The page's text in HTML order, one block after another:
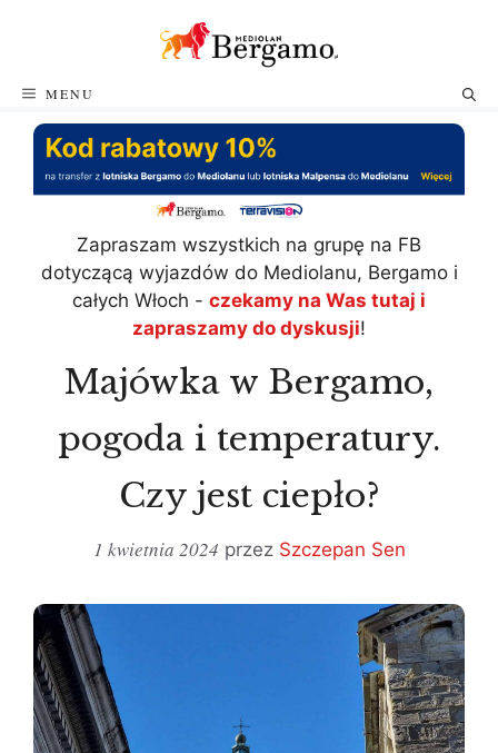
MENU
Zapraszam wszystkich na grupę na FB
dotyczącą wyjazdów do Mediolanu, Bergamo i
całych Włoch - czekamy na Was tutaj i
zapraszamy do dyskusji!
Majówka w Bergamo,
pogoda i temperatury.
Czy jest ciepło?
1 kwietnia 2024 przez Szczepan Sen